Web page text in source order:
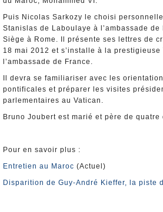
Puis Nicolas Sarkozy le choisi
Stanislas de Laboulaye à l’ambassade
Siège à Rome. Il présente ses lettres de
18 mai 2012 et s’installe à la
l’ambassade de France.
Il devra se familiariser avec les
pontificales et préparer les visites
parlementaires au Vatican.
Bruno Joubert est marié et père de quatre
Pour en savoir plus :
Entretien au Maroc (Actuel)
Disparition de Guy-André Kieffer, la piste